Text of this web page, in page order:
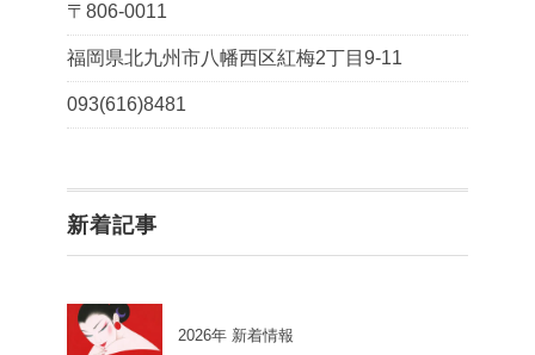
〒806-0011
福岡県北九州市八幡西区紅梅2丁目9-11
093(616)8481
新着記事
2026年 新着情報